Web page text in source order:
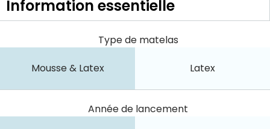
Information essentielle
Type de matelas
Mousse & Latex Latex
Année de lancement